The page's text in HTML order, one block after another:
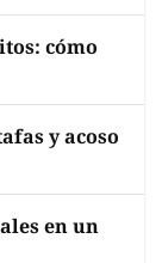
cómo
y acoso
en un